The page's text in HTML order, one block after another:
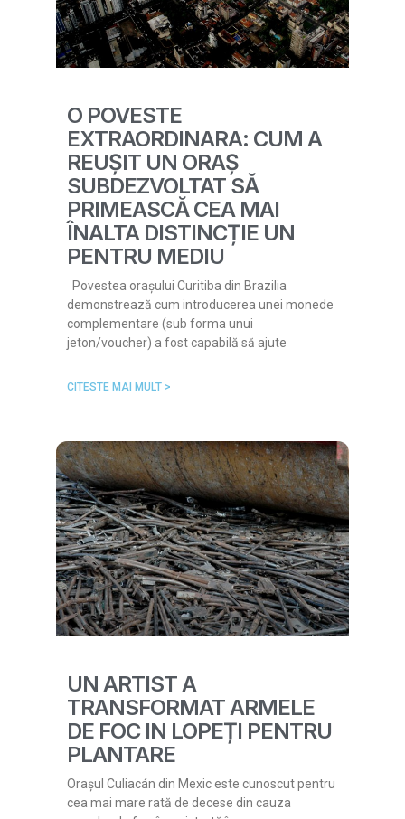
O POVESTE
EXTRAORDINARA: CUM A
REUȘIT UN ORAȘ
SUBDEZVOLTAT SĂ
PRIMEASCĂ CEA MAI
ÎNALTA DISTINCȚIE UN
PENTRU MEDIU
Povestea orașului Curitiba din Brazilia
demonstrează cum introducerea unei monede
complementare (sub forma unui
jeton/voucher) a fost capabilă să ajute
CITESTE MAI MULT >
UN ARTIST A
TRANSFORMAT ARMELE
DE FOC IN LOPEȚI PENTRU
PLANTARE
Orașul Culiacán din Mexic este cunoscut pentru
cea mai mare rată de decese din cauza